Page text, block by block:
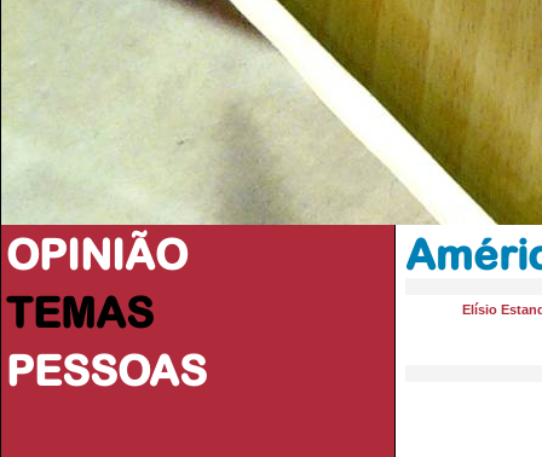
OPINIÃO
TEMAS
PESSOAS
Elísio